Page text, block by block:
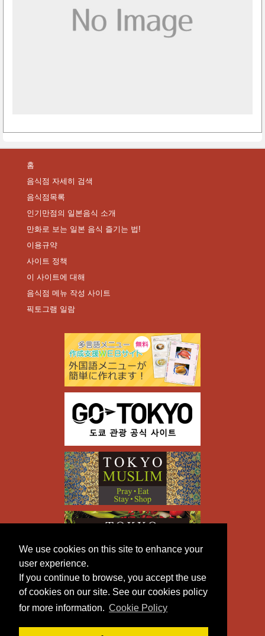
We use cookies on this site to enhance your
user experience.
If you continue to browse, you accept the use
of cookies on our site. See our cookies policy
for more information. Cookie Policy
홈
음식점 자세히 검색
음식점목록
인기만점의 일본음식 소개
만화로 보는 일본 음식 즐기는 법!
이용규약
사이트 정책
이 사이트에 대해
음식점 메뉴 작성 사이트
픽토그램 일람